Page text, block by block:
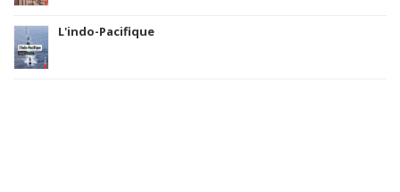
L'indo-Pacifique